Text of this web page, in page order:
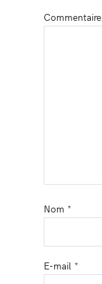
Commentaire
Nom *
E-mail *